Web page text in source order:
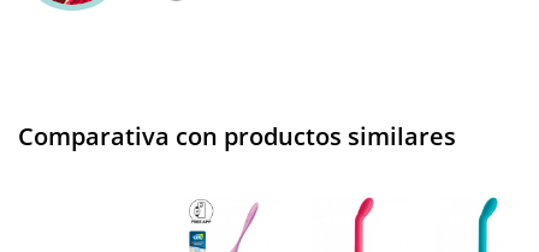
Comparativa con productos similares